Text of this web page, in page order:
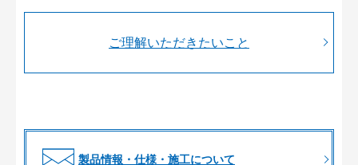
ご理解いただきたいこと
製品情報・仕様・施工について